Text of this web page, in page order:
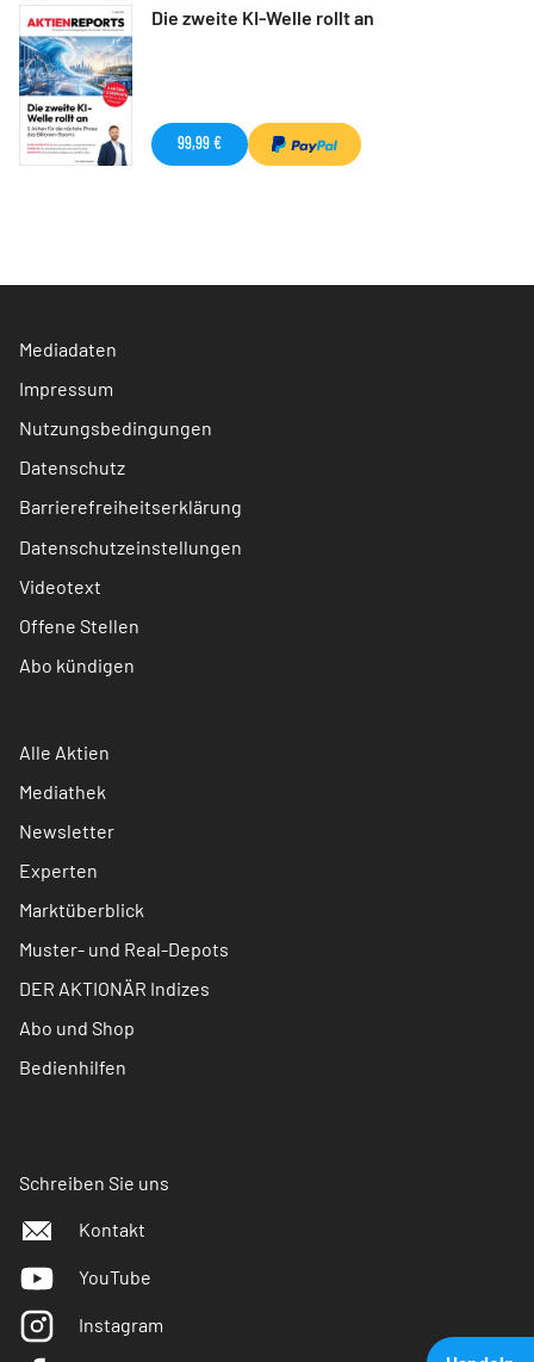
Die zweite KI-Welle rollt an
99,99 €
Mediadaten
Impressum
Nutzungsbedingungen
Datenschutz
Barrierefreiheitserklärung
Datenschutzeinstellungen
Videotext
Offene Stellen
Abo kündigen
Alle Aktien
Mediathek
Newsletter
Experten
Marktüberblick
Muster- und Real-Depots
DER AKTIONÄR Indizes
Abo und Shop
Bedienhilfen
Schreiben Sie uns
Kontakt
YouTube
Instagram